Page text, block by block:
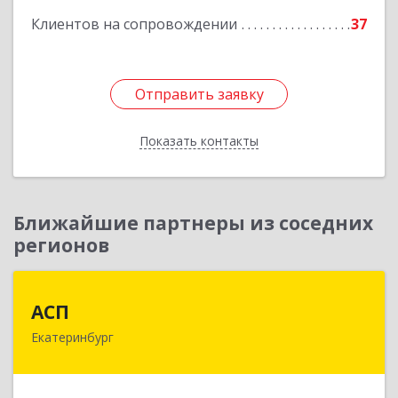
Клиентов на сопровождении 37
Отправить заявку
Показать контакты
Отправить заявку
Назад
Ближайшие партнеры из соседних
регионов
АСП
Екатеринбург
620075, Свердловская обл, Екатеринбург г,